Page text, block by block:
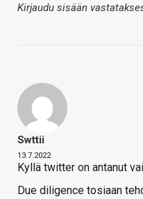
Kirjaudu sisään
Swttii
13.7.2022
Kyllä twitter on antanut
Due diligence tosiaan